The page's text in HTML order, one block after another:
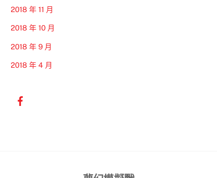
2018 年 11 月
2018 年 10 月
2018 年 9 月
2018 年 4 月